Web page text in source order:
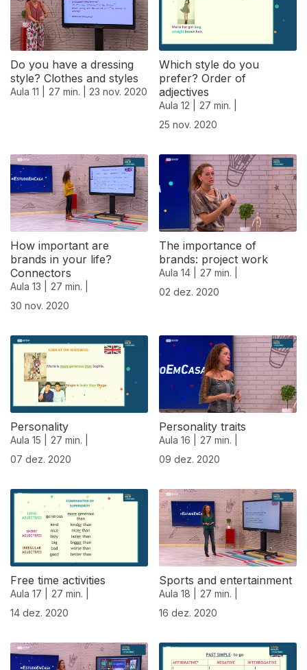
Do you have a dressing
style? Clothes and styles
Aula 11 | 27 min. | 23 nov. 2020
Which style do you
prefer? Order of
adjectives
Aula 12 |
27 min. |
25 nov. 2020
How important are
brands in your life?
Connectors
Aula 13 |
27 min. |
30 nov. 2020
The importance of
brands: project work
Aula 14 |
27 min. |
02 dez. 2020
Personality
Aula 15 |
27 min. |
07 dez. 2020
Personality traits
Aula 16 |
27 min. |
09 dez. 2020
Free time activities
Aula 17 |
27 min. |
14 dez. 2020
Sports and entertainment
Aula 18 |
27 min. |
16 dez. 2020